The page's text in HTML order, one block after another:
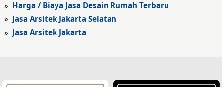
Fasad Hotel
Fasad Rumah Klasik
Desain Rumah Mediteran
» Harga / Biaya Jasa Desain Rumah Terbaru
» Jasa Arsitek Jakarta Selatan
» Jasa Arsitek Jakarta